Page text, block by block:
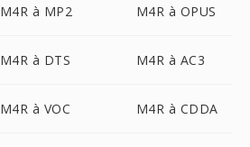
M4R à MP2 M4R à OPUS
M4R à DTS M4R à AC3
M4R à VOC M4R à CDDA